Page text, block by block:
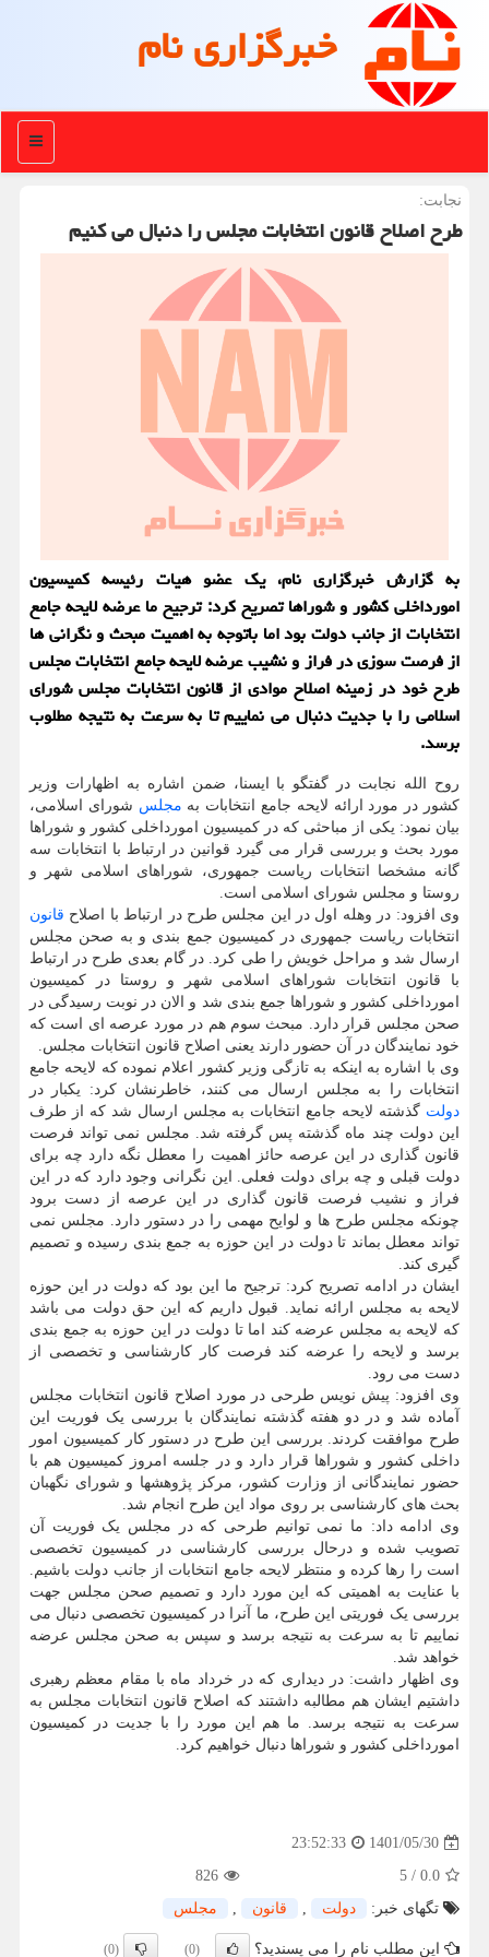
خبرگزاری نام
منو
نجابت:
طرح اصلاح قانون انتخابات مجلس را دنبال می کنیم
به گزارش خبرگزاری نام، یک عضو هیات رئیسه کمیسیون
امورداخلی کشور و شوراها تصریح کرد: ترجیح ما عرضه لایحه جامع
انتخابات از جانب دولت بود اما باتوجه به اهمیت مبحث و نگرانی ها
از فرصت سوزی در فراز و نشیب عرضه لایحه جامع انتخابات مجلس
طرح خود در زمینه اصلاح موادی از قانون انتخابات مجلس شورای
اسلامی را با جدیت دنبال می نماییم تا به سرعت به نتیجه مطلوب
برسد.
روح الله نجابت در گفتگو با ایسنا، ضمن اشاره به اظهارات وزیر
کشور در مورد ارائه لایحه جامع انتخابات به مجلس شورای اسلامی،
بیان نمود: یکی از مباحثی که در کمیسیون امورداخلی کشور و شوراها
مورد بحث و بررسی قرار می گیرد قوانین در ارتباط با انتخابات سه
گانه مشخصا انتخابات ریاست جمهوری، شوراهای اسلامی شهر و
روستا و مجلس شورای اسلامی است.
وی افزود: در وهله اول در این مجلس طرح در ارتباط با اصلاح قانون
انتخابات ریاست جمهوری در کمیسیون جمع بندی و به صحن مجلس
ارسال شد و مراحل خویش را طی کرد. در گام بعدی طرح در ارتباط
با قانون انتخابات شوراهای اسلامی شهر و روستا در کمیسیون
امورداخلی کشور و شوراها جمع بندی شد و الان در نوبت رسیدگی در
صحن مجلس قرار دارد. مبحث سوم هم در مورد عرصه ای است که
خود نمایندگان در آن حضور دارند یعنی اصلاح قانون انتخابات مجلس.
وی با اشاره به اینکه به تازگی وزیر کشور اعلام نموده که لایحه جامع
انتخابات را به مجلس ارسال می کنند، خاطرنشان کرد: یکبار در
دولت گذشته لایحه جامع انتخابات به مجلس ارسال شد که از طرف
این دولت چند ماه گذشته پس گرفته شد. مجلس نمی تواند فرصت
قانون گذاری در این عرصه حائز اهمیت را معطل نگه دارد چه برای
دولت قبلی و چه برای دولت فعلی. این نگرانی وجود دارد که در این
فراز و نشیب فرصت قانون گذاری در این عرصه از دست برود
چونکه مجلس طرح ها و لوایح مهمی را در دستور دارد. مجلس نمی
تواند معطل بماند تا دولت در این حوزه به جمع بندی رسیده و تصمیم
گیری کند.
ایشان در ادامه تصریح کرد: ترجیح ما این بود که دولت در این حوزه
لایحه به مجلس ارائه نماید. قبول داریم که این حق دولت می باشد
که لایحه به مجلس عرضه کند اما تا دولت در این حوزه به جمع بندی
برسد و لایحه را عرضه کند فرصت کار کارشناسی و تخصصی از
دست می رود.
وی افزود: پیش نویس طرحی در مورد اصلاح قانون انتخابات مجلس
آماده شد و در دو هفته گذشته نمایندگان با بررسی یک فوریت این
طرح موافقت کردند. بررسی این طرح در دستور کار کمیسیون امور
داخلی کشور و شوراها قرار دارد و در جلسه امروز کمیسیون هم با
حضور نمایندگانی از وزارت کشور، مرکز پژوهشها و شورای نگهبان
بحث های کارشناسی بر روی مواد این طرح انجام شد.
وی ادامه داد: ما نمی توانیم طرحی که در مجلس یک فوریت آن
تصویب شده و درحال بررسی کارشناسی در کمیسیون تخصصی
است را رها کرده و منتظر لایحه جامع انتخابات از جانب دولت باشیم.
با عنایت به اهمیتی که این مورد دارد و تصمیم صحن مجلس جهت
بررسی یک فوریتی این طرح، ما آنرا در کمیسیون تخصصی دنبال می
نماییم تا به سرعت به نتیجه برسد و سپس به صحن مجلس عرضه
خواهد شد.
وی اظهار داشت: در دیداری که در خرداد ماه با مقام معظم رهبری
داشتیم ایشان هم مطالبه داشتند که اصلاح قانون انتخابات مجلس به
سرعت به نتیجه برسد. ما هم این مورد را با جدیت در کمیسیون
امورداخلی کشور و شوراها دنبال خواهیم کرد.
1401/05/30
23:52:33
0.0
/
5
826
تگهای خبر:
دولت , قانون , مجلس
این مطلب نام را می پسندید؟ (0)
(0)